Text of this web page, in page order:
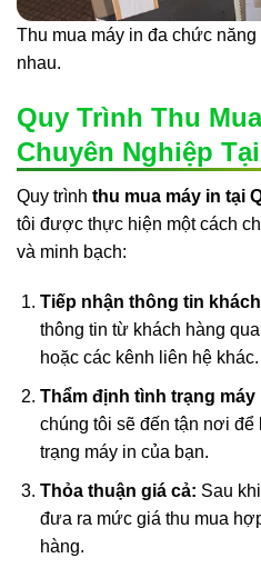
Thu mua máy in đa chức
nhau.
Quy Trình Thu
Chuyên Nghiệp
Quy trình thu mua máy in tại
tôi được thực hiện một cách
và minh bạch:
Tiếp nhận thông tin
thông tin từ khách hàng
hoặc các kênh liên hệ khác.
Thẩm định tình trạng máy
chúng tôi sẽ đến tận nơi để
trạng máy in của bạn.
Thỏa thuận giá cả: Sau
đưa ra mức giá thu mua
hàng.